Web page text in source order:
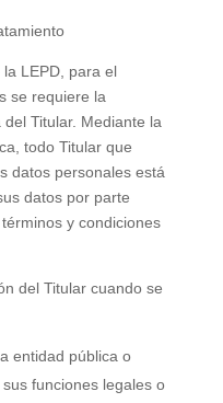
LEPD, para el
se requiere la
Titular. Mediante la
todo Titular que
datos personales está
datos por parte
y condiciones
del Titular cuando se
entidad pública o
funciones legales o